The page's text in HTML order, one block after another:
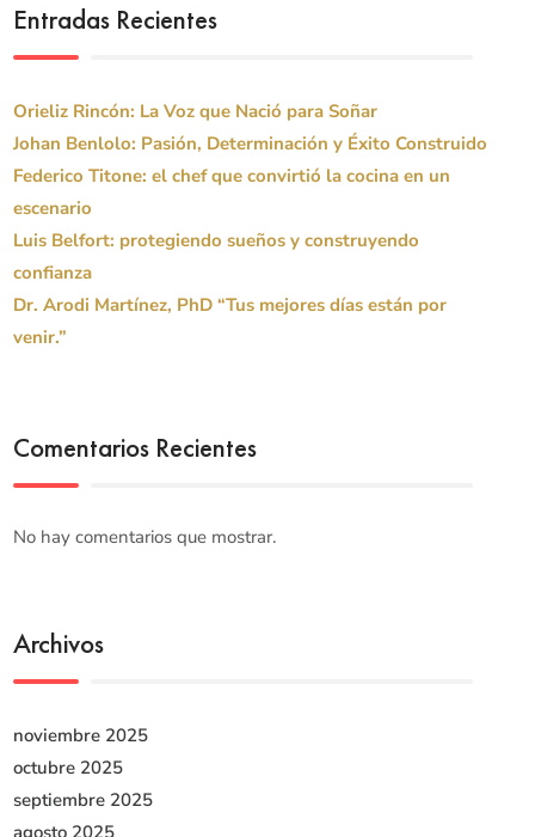
Entradas Recientes
Orieliz Rincón: La Voz que Nació para Soñar
Johan Benlolo: Pasión, Determinación y Éxito Construido
Federico Titone: el chef que convirtió la cocina en un
escenario
Luis Belfort: protegiendo sueños y construyendo
confianza
Dr. Arodi Martínez, PhD “Tus mejores días están por
venir.”
Comentarios Recientes
No hay comentarios que mostrar.
Archivos
noviembre 2025
octubre 2025
septiembre 2025